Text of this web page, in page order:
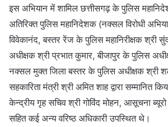
इस अभियान में शामिल छत्तीसगढ़ के पुलिस
अतिरिक्त पुलिस महानिदेशक (नक्सल विरोधी
विवेकानंद, बस्तर रेंज के पुलिस महानिरीक्षक श्री
अधीक्षक श्री प्रभात कुमार, बीजापुर के पुलिस
नक्सल मुक्त जिला बस्तर के पुलिस अधीक्षक श्री
सहकारिता मंत्री श्री अमित शाह द्वारा सम्मानित
केन्द्रीय गृह सचिव श्री गोविंद मोहन, आसूचना
सहित कई अन्य वरिष्ठ अधिकारी उपस्थित थे।